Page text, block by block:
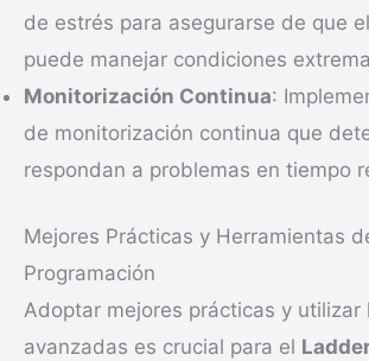
de estrés para asegurarse de que
puede manejar condiciones
Monitorización Continua:
de monitorización continua que
respondan a problemas en tiempo
Mejores Prácticas y Herramientas
Programación
Adoptar mejores prácticas y utilizar
avanzadas es crucial para el